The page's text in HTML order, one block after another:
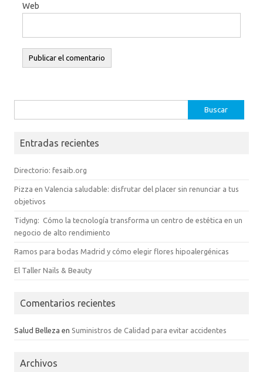
Web
Entradas recientes
Directorio: fesaib.org
Pizza en Valencia saludable: disfrutar del placer sin renunciar a tus
objetivos
Tidyng: Cómo la tecnología transforma un centro de estética en un
negocio de alto rendimiento
Ramos para bodas Madrid y cómo elegir flores hipoalergénicas
El Taller Nails & Beauty
Comentarios recientes
Salud Belleza en Suministros de Calidad para evitar accidentes
Archivos